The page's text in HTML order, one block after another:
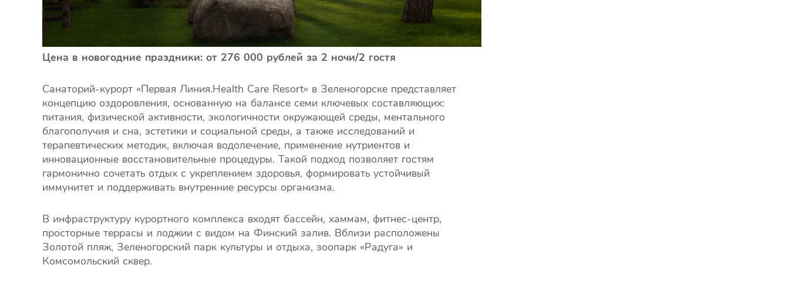
Цена в новогодние праздники: от 276 000 рублей за 2 ночи/2 гостя
Санаторий-курорт «Первая Линия.Health Care Resort» в Зеленогорске представляет
концепцию оздоровления, основанную на балансе семи ключевых составляющих:
питания, физической активности, экологичности окружающей среды, ментального
благополучия и сна, эстетики и социальной среды, а также исследований и
терапевтических методик, включая водолечение, применение нутриентов и
инновационные восстановительные процедуры. Такой подход позволяет гостям
гармонично сочетать отдых с укреплением здоровья, формировать устойчивый
иммунитет и поддерживать внутренние ресурсы организма.
В инфраструктуру курортного комплекса входят бассейн, хаммам, фитнес-центр,
просторные террасы и лоджии с видом на Финский залив. Вблизи расположены
Золотой пляж, Зеленогорский парк культуры и отдыха, зоопарк «Радуга» и
Комсомольский сквер.